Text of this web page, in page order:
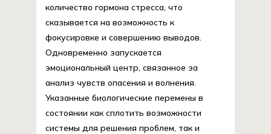
количество гормона стресса, что
сказывается на возможность к
фокусировке и совершению выводов.
Одновременно запускается
эмоциональный центр, связанное за
анализ чувств опасения и волнения.
Указанные биологические перемены в
состоянии как сплотить возможности
системы для решения проблем, так и